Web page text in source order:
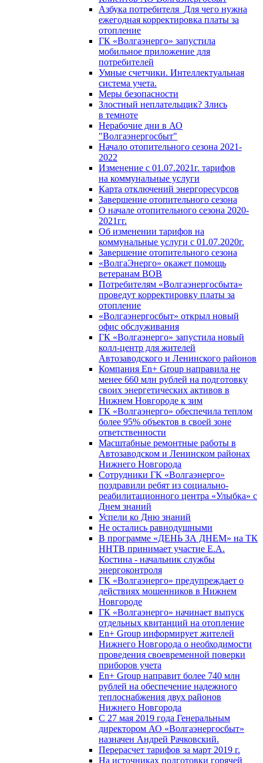
Азбука потребителя_Для чего нужна
ежегодная корректировка платы за
отопление
ГК «Волгаэнерго» запустила
мобильное приложение для
потребителей
Умные счетчики. Интеллектуальная
система учета.
Меры безопасности
Злостный неплательщик? Злись
в темноте
Нерабочие дни в АО
"Волгаэнергосбыт"
Начало отопительного сезона 2021-
2022
Изменение с 01.07.2021г. тарифов
на коммунальные услуги
Карта отключений энергоресурсов
Завершение отопительного сезона
О начале отопительного сезона 2020-
2021гг.
Об изменении тарифов на
коммунальные услуги с 01.07.2020г.
Завершение отопительного сезона
«ВолгаЭнерго» окажет помощь
ветеранам ВОВ
Потребителям «Волгаэнергосбыта»
проведут корректировку платы за
отопление
«Волгаэнергосбыт» открыл новый
офис обслуживания
ГК «Волгаэнерго» запустила новый
колл-центр для жителей
Автозаводского и Ленинского районов
Компания En+ Group направила не
менее 660 млн рублей на подготовку
своих энергетических активов в
Нижнем Новгороде к зим
ГК «Волгаэнерго» обеспечила теплом
более 95% объектов в своей зоне
ответственности
Масштабные ремонтные работы в
Автозаводском и Ленинском районах
Нижнего Новгорода
Сотрудники ГК «Волгаэнерго»
поздравили ребят из социально-
реабилитационного центра «Улыбка» с
Днем знаний
Успели ко Дню знаний
Не остались равнодушными
В программе «ДЕНЬ ЗА ДНЕМ» на ТК
ННТВ принимает участие Е.А.
Костина - начальник службы
энергоконтроля
ГК «Волгаэнерго» предупреждает о
действиях мошенников в Нижнем
Новгороде
ГК «Волгаэнерго» начинает выпуск
отдельных квитанций на отопление
En+ Group информирует жителей
Нижнего Новгорода о необходимости
проведения своевременной поверки
приборов учета
En+ Group направит более 740 млн
рублей на обеспечение надежного
теплоснабжения двух районов
Нижнего Новгорода
С 27 мая 2019 года Генеральным
директором АО «Волгаэнергосбыт»
назначен Андрей Рачковский.
Перерасчет тарифов за март 2019 г.
На источниках подготовки горячей